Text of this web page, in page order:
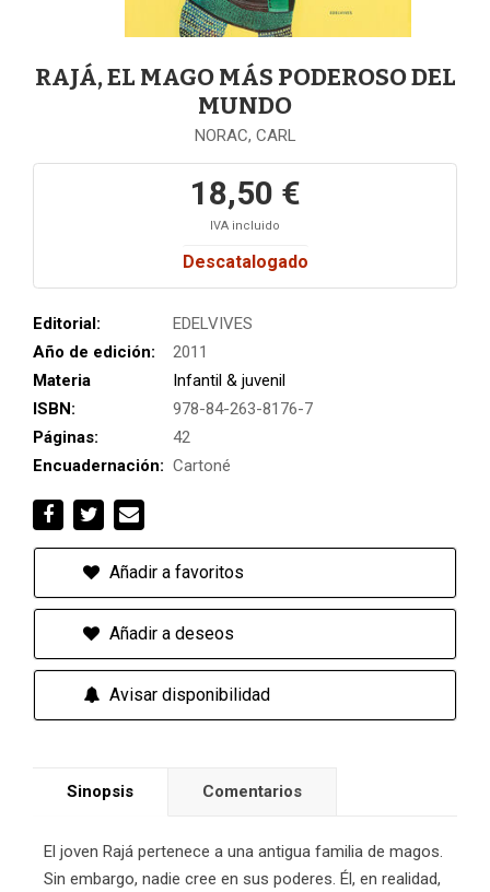
RAJÁ, EL MAGO MÁS PODEROSO DEL
MUNDO
NORAC, CARL
18,50 €
IVA incluido
Descatalogado
Editorial:
EDELVIVES
Año de edición:
2011
Materia
Infantil & juvenil
ISBN:
978-84-263-8176-7
Páginas:
42
Encuadernación: Cartoné
Añadir a favoritos
Añadir a deseos
Avisar disponibilidad
Sinopsis Comentarios
El joven Rajá pertenece a una antigua familia de magos.
Sin embargo, nadie cree en sus poderes. Él, en realidad,